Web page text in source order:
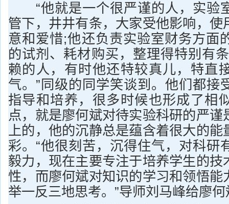
“他就是一个很严谨的人，实验
管下，井井有条，大家受他影响，使
意和爱惜;他还负责实验室财务方面
的试剂、耗材购买，整理得特别有
赖的人，有时他还特较真儿，特直
气。”同级的同学笑谈到。他们都接
指导和培养，很多时候也形成了相
点，就是廖何斌对待实验科研的严谨
上的，他的沉静总是蕴含着很大的能
彩。“他很刻苦，沉得住气，对科研
毅力，现在主要专注于培养学生的技
性，而廖何斌对知识的学习和领悟能
举一反三地思考。”导师刘马峰给廖